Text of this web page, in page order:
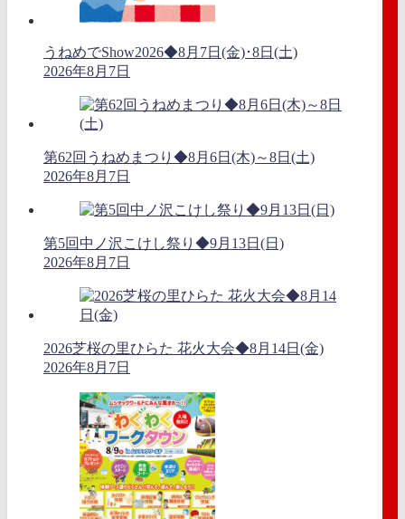
うねめでShow2026◆8月7日(金)･8日(土)
2026年8月7日
第62回うねめまつり◆8月6日(木)～8日(土)
2026年8月7日
第5回中ノ沢こけし祭り◆9月13日(日)
2026年8月7日
2026芝桜の里ひらた 花火大会◆8月14日(金)
2026年8月7日